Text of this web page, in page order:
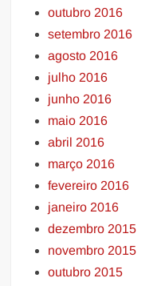
outubro 2016
setembro 2016
agosto 2016
julho 2016
junho 2016
maio 2016
abril 2016
março 2016
fevereiro 2016
janeiro 2016
dezembro 2015
novembro 2015
outubro 2015